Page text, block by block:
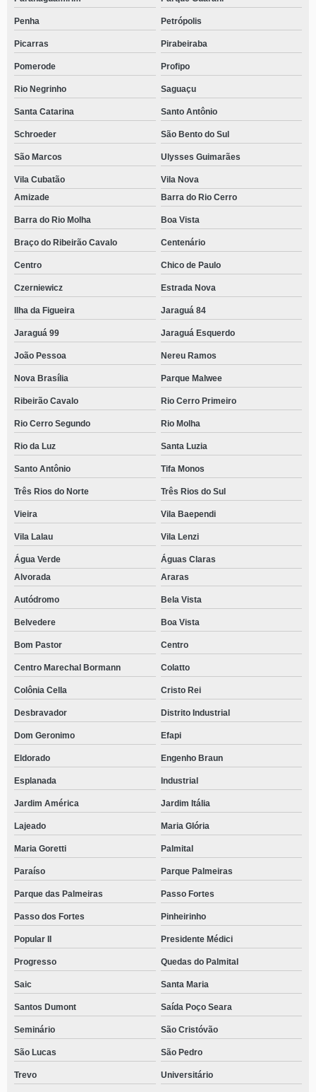
Penha Petrópolis
Picarras Pirabeiraba
Pomerode Profipo
Rio Negrinho Saguaçu
Santa Catarina Santo Antônio
Schroeder São Bento do Sul
São Marcos Ulysses Guimarães
Vila Cubatão
Vila Nova
Amizade
Barra do Rio Cerro
Barra do Rio Molha Boa Vista
Braço do Ribeirão Cavalo Centenário
Centro Chico de Paulo
Czerniewicz Estrada Nova
Ilha da Figueira Jaraguá 84
Jaraguá 99 Jaraguá Esquerdo
João Pessoa Nereu Ramos
Nova Brasília Parque Malwee
Ribeirão Cavalo Rio Cerro Primeiro
Rio Cerro Segundo Rio Molha
Rio da Luz Santa Luzia
Santo Antônio Tifa Monos
Três Rios do Norte Três Rios do Sul
Vieira Vila Baependi
Vila Lalau Vila Lenzi
Água Verde
Águas Claras
Alvorada
Araras
Autódromo Bela Vista
Belvedere Boa Vista
Bom Pastor Centro
Centro Marechal Bormann Colatto
Colônia Cella Cristo Rei
Desbravador Distrito Industrial
Dom Geronimo Efapi
Eldorado Engenho Braun
Esplanada Industrial
Jardim América Jardim Itália
Lajeado Maria Glória
Maria Goretti Palmital
Paraíso Parque Palmeiras
Parque das Palmeiras Passo Fortes
Passo dos Fortes Pinheirinho
Popular II Presidente Médici
Progresso Quedas do Palmital
Saic Santa Maria
Santos Dumont Saída Poço Seara
Seminário São Cristóvão
São Lucas São Pedro
Trevo Universitário